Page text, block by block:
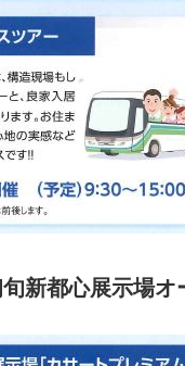
新都心展示場オ